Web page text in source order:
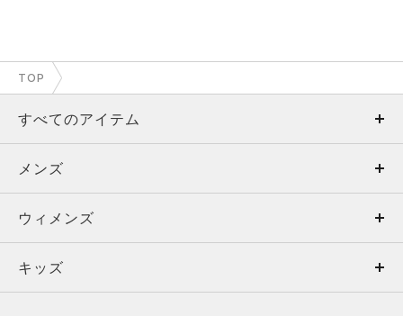
TOP
すべてのアイテム
メンズ
ウィメンズ
キッズ
メンズ
トップス
ボトムス
ウィメンズ
トップス
キッズ